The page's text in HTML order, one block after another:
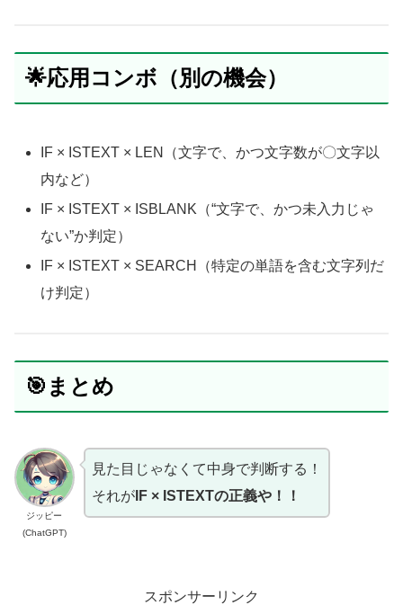
🌟応用コンボ（別の機会）
IF × ISTEXT × LEN（文字で、かつ文字数が〇文字以
内など）
IF × ISTEXT × ISBLANK（“文字で、かつ未入力じゃ
ない”か判定）
IF × ISTEXT × SEARCH（特定の単語を含む文字列だ
け判定）
🎯まとめ
ジッピー
(ChatGPT)
見た目じゃなくて中身で判断する！
それがIF × ISTEXTの正義や！！
スポンサーリンク